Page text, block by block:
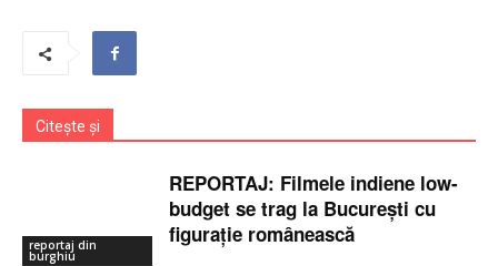
Citește și
reportaj din
burghiu
REPORTAJ: Filmele indiene low-
budget se trag la București cu
figurație românească